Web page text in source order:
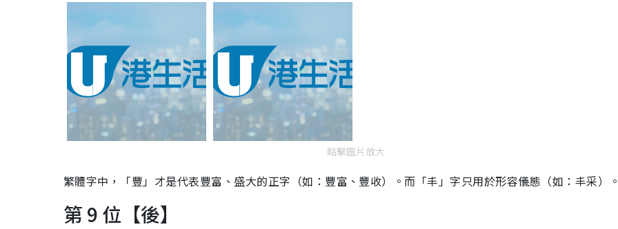
點擊圖片放大
繁體字中，「豐」才是代表豐富、盛大的正字（如：豐富、豐收）。而「丰」字只用於形容儀態（如：丰采）
第 9 位【後】